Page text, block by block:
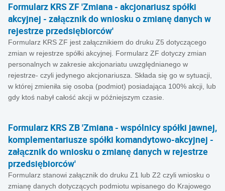
Formularz KRS ZF 'Zmiana - akcjonariusz spółki
akcyjnej - załącznik do wniosku o zmianę danych w
rejestrze przedsiębiorców'
Formularz KRS ZF jest załącznikiem do druku Z5 dotyczącego
zmian w rejestrze spółki akcyjnej. Formularz ZF dotyczy zmian
personalnych w zakresie akcjonariatu uwzględnianego w
rejestrze- czyli jedynego akcjonariusza. Składa się go w sytuacji,
w której zmieniła się osoba (podmiot) posiadająca 100% akcji, lub
gdy ktoś nabył całość akcji w późniejszym czasie.
Formularz KRS ZB 'Zmiana - wspólnicy spółki jawnej,
komplementariusze spółki komandytowo-akcyjnej -
załącznik do wniosku o zmianę danych w rejestrze
przedsiębiorców'
Formularz stanowi załącznik do druku Z1 lub Z2 czyli wniosku o
zmianę danych dotyczących podmiotu wpisanego do Krajowego